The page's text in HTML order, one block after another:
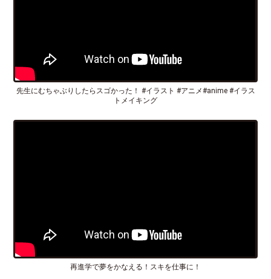
先生にむちゃぶりしたらスゴかった！ #イラスト #アニメ#anime #イラス
トメイキング
再進学で夢をかなえる！スキを仕事に！